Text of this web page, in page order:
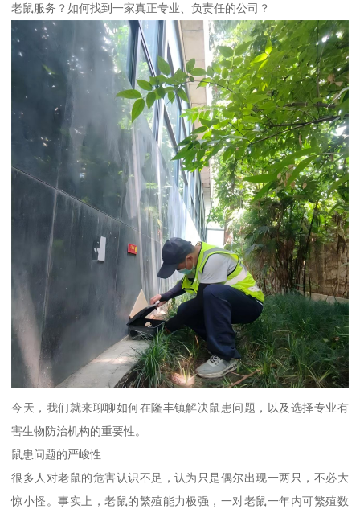
老鼠服务？如何找到一家真正专业、负责任的公司？
今天，我们就来聊聊如何在隆丰镇解决鼠患问题，以及选择专业有
害生物防治机构的重要性。
鼠患问题的严峻性
很多人对老鼠的危害认识不足，认为只是偶尔出现一两只，不必大
惊小怪。事实上，老鼠的繁殖能力极强，一对老鼠一年内可繁殖数